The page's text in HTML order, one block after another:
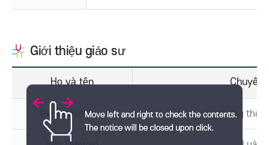
Giới thiệu giáo sư
Họ và tên Chuyên
Park Changrae Hệ thống